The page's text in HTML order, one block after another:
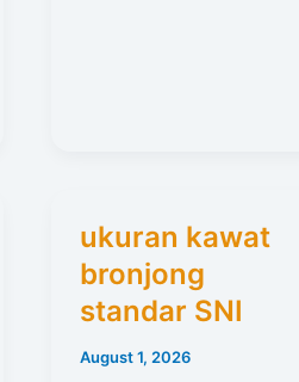
ukuran kawat
bronjong
standar SNI
August 1, 2026